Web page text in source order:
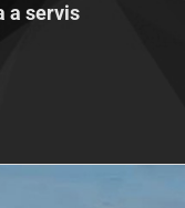
a servis